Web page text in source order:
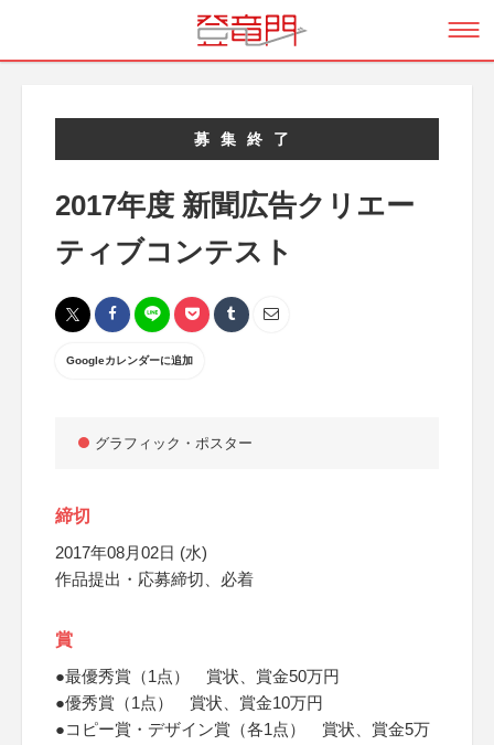
募集終了
2017年度 新聞広告クリエー
ティブコンテスト
Googleカレンダーに追加
グラフィック・ポスター
締切
2017年08月02日 (水)
作品提出・応募締切、必着
賞
●最優秀賞（1点） 賞状、賞金50万円
●優秀賞（1点） 賞状、賞金10万円
●コピー賞・デザイン賞（各1点） 賞状、賞金5万